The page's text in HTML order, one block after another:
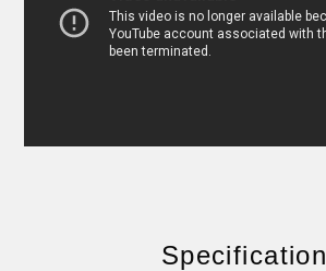
Specification